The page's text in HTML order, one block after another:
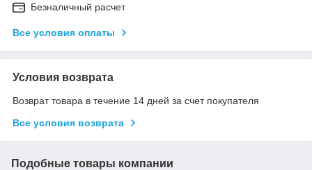
Безналичный расчет
Все условия оплаты
Условия возврата
Возврат товара в течение 14 дней за счет покупателя
Все условия возврата
Подобные товары компании